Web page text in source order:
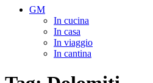
GM
In cucina
In casa
In viaggio
In cantina